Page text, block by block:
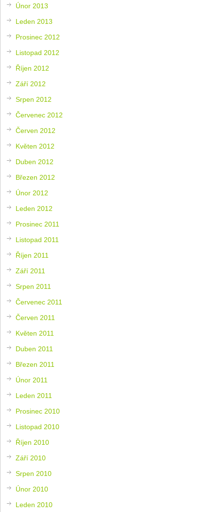
Únor 2013
Leden 2013
Prosinec 2012
Listopad 2012
Říjen 2012
Září 2012
Srpen 2012
Červenec 2012
Červen 2012
Květen 2012
Duben 2012
Březen 2012
Únor 2012
Leden 2012
Prosinec 2011
Listopad 2011
Říjen 2011
Září 2011
Srpen 2011
Červenec 2011
Červen 2011
Květen 2011
Duben 2011
Březen 2011
Únor 2011
Leden 2011
Prosinec 2010
Listopad 2010
Říjen 2010
Září 2010
Srpen 2010
Únor 2010
Leden 2010